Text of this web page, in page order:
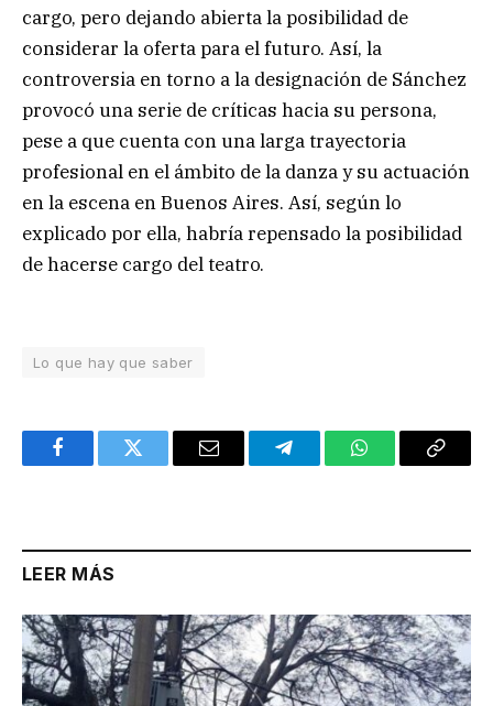
cargo, pero dejando abierta la posibilidad de
considerar la oferta para el futuro. Así, la
controversia en torno a la designación de Sánchez
provocó una serie de críticas hacia su persona,
pese a que cuenta con una larga trayectoria
profesional en el ámbito de la danza y su actuación
en la escena en Buenos Aires. Así, según lo
explicado por ella, habría repensado la posibilidad
de hacerse cargo del teatro.
Lo que hay que saber
FacebookTwitter Email TelegramWhatsAppCopy
LEER MÁS